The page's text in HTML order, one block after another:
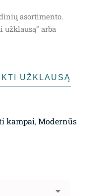
asortimento.
arba
UŽKLAUSĄ
kampai,Modernūs